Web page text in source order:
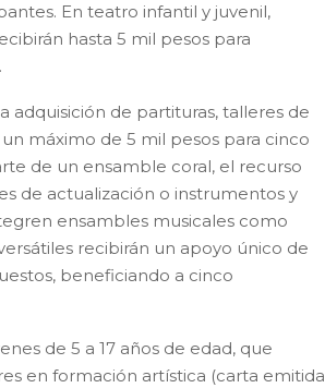
En teatro infantil y juvenil,
hasta 5 mil pesos para
adquisición de partituras, talleres de
máximo de 5 mil pesos para cinco
de un ensamble coral, el recurso
de actualización o instrumentos y
ensambles musicales como
recibirán un apoyo único de
beneficiando a cinco
de 5 a 17 años de edad, que
en formación artística (carta emitida